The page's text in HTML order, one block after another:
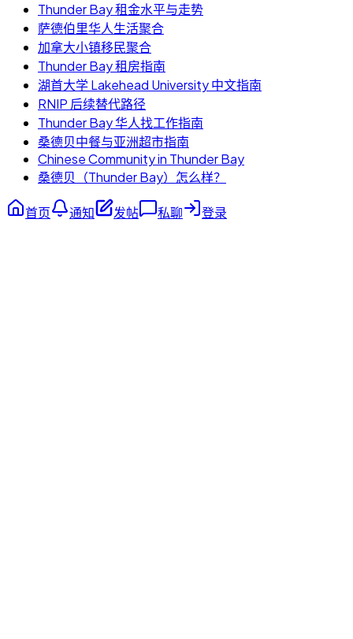
Thunder Bay 租金水平与走势
萨德伯里华人生活聚合
加拿大小镇移民聚合
Thunder Bay 租房指南
湖首大学 Lakehead University 中文指南
RNIP 后续替代路径
Thunder Bay 华人找工作指南
桑德贝中餐与亚洲超市指南
Chinese Community in Thunder Bay
桑德贝（Thunder Bay）怎么样？
首页 通知 发帖 私聊 登录